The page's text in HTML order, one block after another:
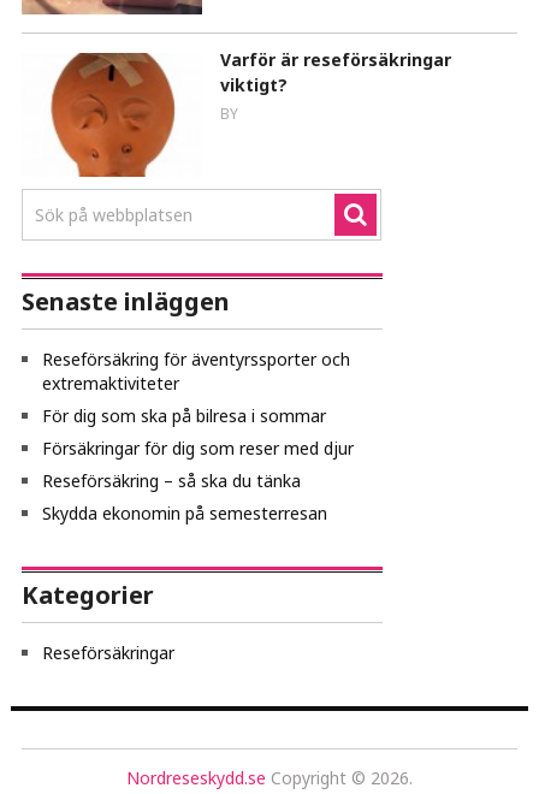
Varför är reseförsäkringar
viktigt?
BY
Senaste inläggen
Reseförsäkring för äventyrssporter och
extremaktiviteter
För dig som ska på bilresa i sommar
Försäkringar för dig som reser med djur
Reseförsäkring – så ska du tänka
Skydda ekonomin på semesterresan
Kategorier
Reseförsäkringar
Nordreseskydd.se Copyright © 2026.